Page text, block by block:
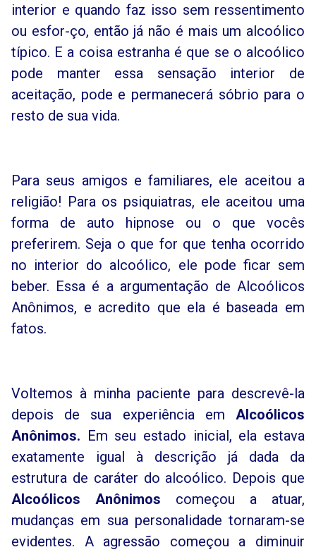
interior e quando faz isso sem ressentimento
ou esfor-ço, então já não é mais um alcoólico
típico. E a coisa estranha é que se o alcoólico
pode manter essa sensação interior de
aceitação, pode e permanecerá sóbrio para o
resto de sua vida.
Para seus amigos e familiares, ele aceitou a
religião! Para os psiquiatras, ele aceitou uma
forma de auto hipnose ou o que vocês
preferirem. Seja o que for que tenha ocorrido
no interior do alcoólico, ele pode ficar sem
beber. Essa é a argumentação de Alcoólicos
Anônimos, e acredito que ela é baseada em
fatos.
Voltemos à minha paciente para descrevê-la
depois de sua experiência em Alcoólicos
Anônimos. Em seu estado inicial, ela estava
exatamente igual à descrição já dada da
estrutura de caráter do alcoólico. Depois que
Alcoólicos Anônimos começou a atuar,
mudanças em sua personalidade tornaram-se
evidentes. A agressão começou a diminuir